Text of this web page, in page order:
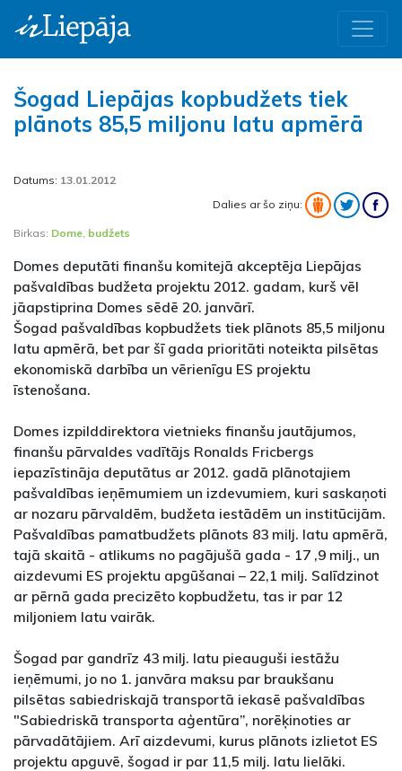
Šogad Liepājas kopbudžets tiek
plānots 85,5 miljonu latu apmērā
Datums: 13.01.2012
Dalies ar šo ziņu:
Birkas: Dome budžets
Domes deputāti finanšu komitejā akceptēja Liepājas
pašvaldības budžeta projektu 2012. gadam, kurš vēl
jāapstiprina Domes sēdē 20. janvārī.
Šogad pašvaldības kopbudžets tiek plānots 85,5 miljonu
latu apmērā, bet par šī gada prioritāti noteikta pilsētas
ekonomiskā darbība un vērienīgu ES projektu
īstenošana.
Domes izpilddirektora vietnieks finanšu jautājumos,
finanšu pārvaldes vadītājs Ronalds Fricbergs
iepazīstināja deputātus ar 2012. gadā plānotajiem
pašvaldības ieņēmumiem un izdevumiem, kuri saskaņoti
ar nozaru pārvaldēm, budžeta iestādēm un institūcijām.
Pašvaldības pamatbudžets plānots 83 milj. latu apmērā,
tajā skaitā - atlikums no pagājušā gada - 17 ,9 milj., un
aizdevumi ES projektu apgūšanai – 22,1 milj. Salīdzinot
ar pērnā gada precizēto kopbudžetu, tas ir par 12
miljoniem latu vairāk.
Šogad par gandrīz 43 milj. latu pieauguši iestāžu
ieņēmumi, jo no 1. janvāra maksu par braukšanu
pilsētas sabiedriskajā transportā iekasē pašvaldības
"Sabiedriskā transporta aģentūra”, norēķinoties ar
pārvadātājiem. Arī aizdevumi, kurus plānots izlietot ES
projektu apguvē, šogad ir par 11,5 milj. latu lielāki.